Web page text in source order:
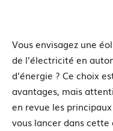
Vous envisagez une
de l’électricité en
d’énergie ? Ce choix
avantages, mais
en revue les
vous lancer dans